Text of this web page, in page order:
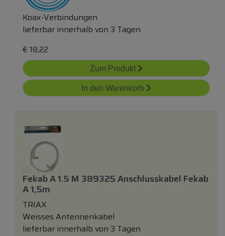
Koax-Verbindungen
lieferbar innerhalb von 3 Tagen
€ 18,22
Zum Produkt
In den Warenkorb
Fekab A 1.5 M 389325 Anschlusskabel Fekab
A 1,5m
TRIAX
Weisses Antennenkabel
lieferbar innerhalb von 3 Tagen